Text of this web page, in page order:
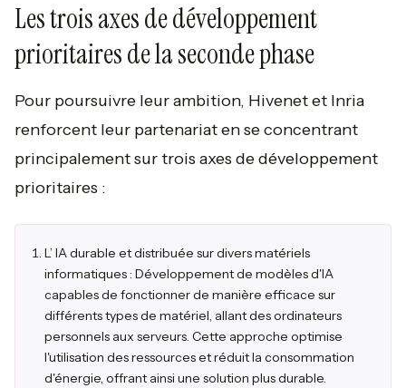
Les trois axes de développement
prioritaires de la seconde phase
Pour poursuivre leur ambition, Hivenet et Inria
renforcent leur partenariat en se concentrant
principalement sur trois axes de développement
prioritaires :
L’ IA durable et distribuée sur divers matériels
informatiques : Développement de modèles d'IA
capables de fonctionner de manière efficace sur
différents types de matériel, allant des ordinateurs
personnels aux serveurs. Cette approche optimise
l'utilisation des ressources et réduit la consommation
d'énergie, offrant ainsi une solution plus durable.